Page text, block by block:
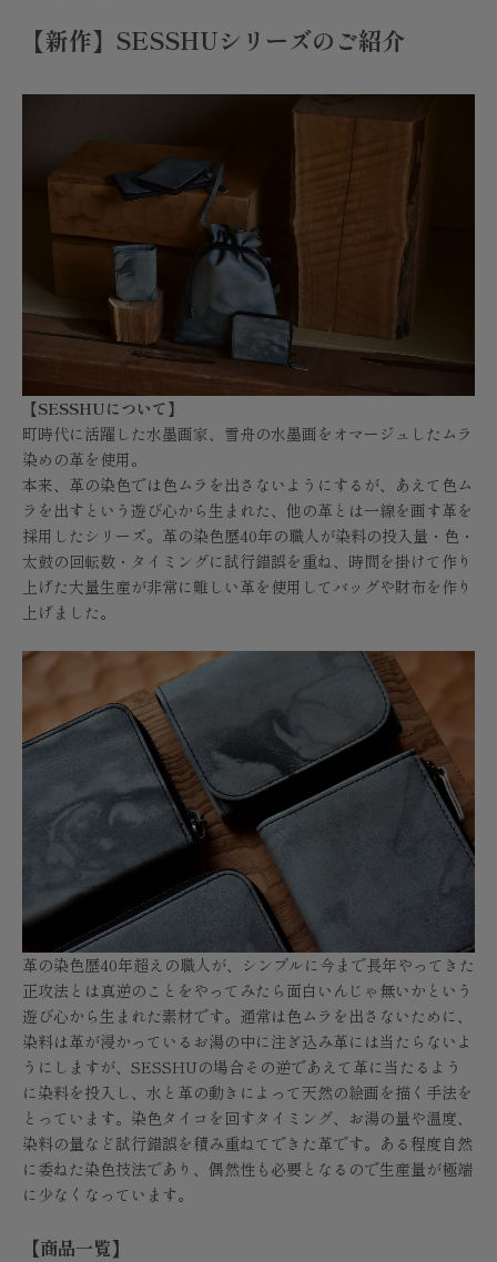
【新作】SESSHUシリーズのご紹介
【SESSHUについて】
町時代に活躍した水墨画家、雪舟の水墨画をオマージュしたムラ
染めの革を使用。
本来、革の染色では色ムラを出さないようにするが、あえて色ム
ラを出すという遊び心から生まれた、他の革とは一線を画す革を
採用したシリーズ。革の染色歴40年の職人が染料の投入量・色・
太鼓の回転数・タイミングに試行錯誤を重ね、時間を掛けて作り
上げた大量生産が非常に難しい革を使用してバッグや財布を作り
上げました。
革の染色歴40年超えの職人が、シンプルに今まで長年やってきた
正攻法とは真逆のことをやってみたら面白いんじゃ無いかという
遊び心から生まれた素材です。通常は色ムラを出さないために、
染料は革が浸かっているお湯の中に注ぎ込み革には当たらないよ
うにしますが、SESSHUの場合その逆であえて革に当たるよう
に染料を投入し、水と革の動きによって天然の絵画を描く手法を
とっています。染色タイコを回すタイミング、お湯の量や温度、
染料の量など試行錯誤を積み重ねてできた革です。ある程度自然
に委ねた染色技法であり、偶然性も必要となるので生産量が極端
に少なくなっています。
【商品一覧】